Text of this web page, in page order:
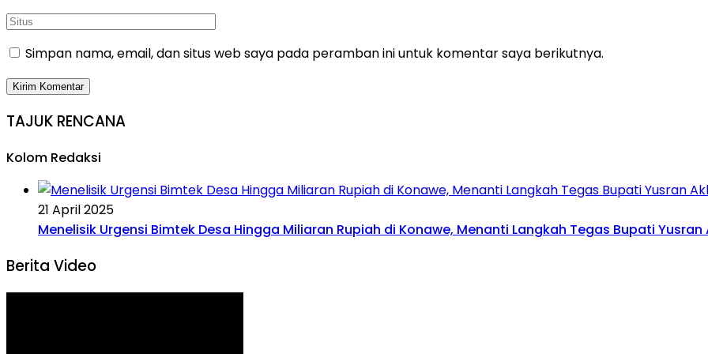
Simpan nama, email, dan situs web saya pada peramban ini untuk komentar saya berikutnya.
TAJUK RENCANA
Kolom Redaksi
21 April 2025
Menelisik Urgensi Bimtek Desa Hingga Miliaran Rupiah di Konawe, Menanti Langkah Tegas Bupati Yusran
Berita Video